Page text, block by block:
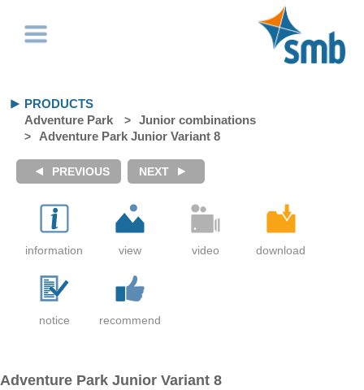
PRODUCTS
Adventure Park
Junior combinations
Adventure Park Junior Variant 8
Adventure Park Junior Variant 8